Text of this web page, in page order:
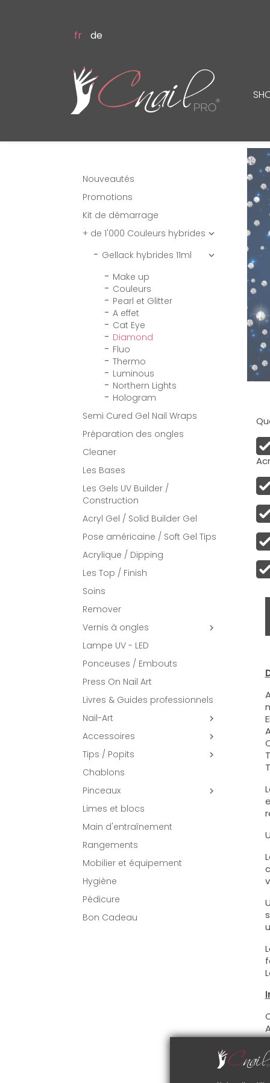
fr de
Nouveautés
Promotions
Kit de démarrage
+ de 1'000 Couleurs hybrides 
Gellack hybrides 11ml 
Make up
Couleurs
Pearl et Glitter
A effet
Cat Eye
Diamond
Fluo
Thermo
Luminous
Northern Lights
Hologram
Semi Cured Gel Nail Wraps
Préparation des ongles
Cleaner
Les Bases
Les Gels UV Builder /
Construction
Acryl Gel / Solid Builder Gel
Pose américaine / Soft Gel Tips
Acrylique / Dipping
Les Top / Finish
Soins
Remover
Vernis à ongles

Lampe UV - LED
Ponceuses / Embouts
Press On Nail Art
Livres & Guides professionnels
Nail-Art

Accessoires 
Tips / Popits 
Chablons
Pinceaux

Limes et blocs
Main d'entraînement
Rangements
Mobilier et équipement
Hygiène
Pédicure
Bon Cadeau